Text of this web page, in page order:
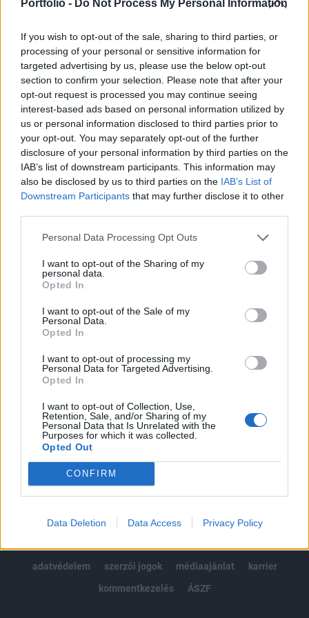
Portfolio - Do Not Process My Personal Information
If you wish to opt-out of the sale, sharing to third parties, or
processing of your personal or sensitive information for
targeted advertising by us, please use the below opt-out
section to confirm your selection. Please note that after your
opt-out request is processed you may continue seeing
interest-based ads based on personal information utilized by
us or personal information disclosed to third parties prior to
your opt-out. You may separately opt-out of the further
disclosure of your personal information by third parties on the
IAB’s list of downstream participants. This information may
also be disclosed by us to third parties on the IAB’s List of
Downstream Participants that may further disclose it to other
Personal Data Processing Opt Outs
I want to opt-out of the Sharing of my
personal data.
Opted In
I want to opt-out of the Sale of my
Personal Data.
Opted In
I want to opt-out of processing my
Personal Data for Targeted Advertising.
Opted In
I want to opt-out of Collection, Use,
Retention, Sale, and/or Sharing of my
Personal Data that Is Unrelated with the
Purposes for which it was collected.
Opted Out
CONFIRM
Data Deletion Data Access Privacy Policy
A direktíva szerint a nemzeti tőkepiaci felügyeletek egy
külön intézményt hoznak létre, amelynek feladata a
határokon átívelő tőzsdei kereskedelem szabályainak a
betartatása. Ugyanennek a szerv koordinálja majd a
tőzsdei csalások elleni fellépés jogi kereteit is. A direktíva
érdekessége, hogy mentesíti a felelősségre vonás alól a
pénzügyi újságírókat: csak akkor...
KEDVES OLVASÓNK!
A keresett cikk a portfolio.hu hírarchívumához
tartozik, melynek olvasása előfizetéses
Az előfizetés a következőket tartalmazza:
Kötéslisták: BÉT elmúlt 2 év napon belüli
kötéslistái
Előfizetés
MÁR ELŐFIZETŐNK VAGY?BEJELENTKEZÉS
© 2026 Portfolio
adatvédelem
szerzői jogok médiaajánlat
karrier
kommentkezelés
ÁSZF